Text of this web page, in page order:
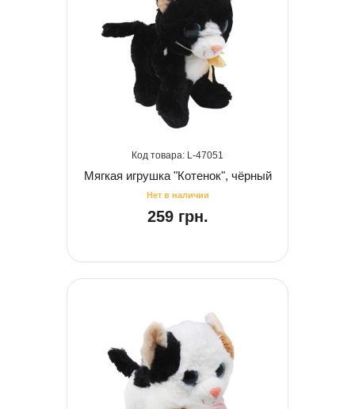
47051
Мягкая игрушка "Котенок", чёрный
259 грн.